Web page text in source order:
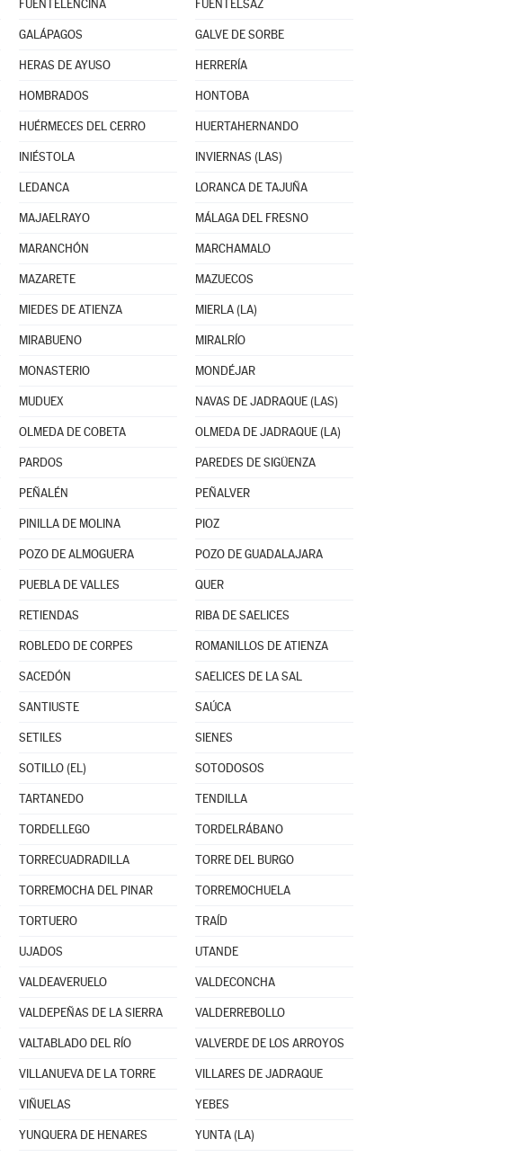
FUENTELENCINA FUENTELSAZ
GALÁPAGOS GALVE DE SORBE
HERAS DE AYUSO HERRERÍA
HOMBRADOS HONTOBA
HUÉRMECES DEL CERRO HUERTAHERNANDO
INIÉSTOLA INVIERNAS (LAS)
LEDANCA LORANCA DE TAJUÑA
MAJAELRAYO MÁLAGA DEL FRESNO
MARANCHÓN MARCHAMALO
MAZARETE MAZUECOS
MIEDES DE ATIENZA MIERLA (LA)
MIRABUENO MIRALRÍO
MONASTERIO MONDÉJAR
MUDUEX NAVAS DE JADRAQUE (LAS)
OLMEDA DE COBETA OLMEDA DE JADRAQUE (LA)
PARDOS PAREDES DE SIGÜENZA
PEÑALÉN PEÑALVER
PINILLA DE MOLINA PIOZ
POZO DE ALMOGUERA POZO DE GUADALAJARA
PUEBLA DE VALLES QUER
RETIENDAS RIBA DE SAELICES
ROBLEDO DE CORPES ROMANILLOS DE ATIENZA
SACEDÓN SAELICES DE LA SAL
SANTIUSTE SAÚCA
SETILES SIENES
SOTILLO (EL) SOTODOSOS
TARTANEDO TENDILLA
TORDELLEGO TORDELRÁBANO
TORRECUADRADILLA TORRE DEL BURGO
TORREMOCHA DEL PINAR TORREMOCHUELA
TORTUERO TRAÍD
UJADOS UTANDE
VALDEAVERUELO VALDECONCHA
VALDEPEÑAS DE LA SIERRA VALDERREBOLLO
VALTABLADO DEL RÍO VALVERDE DE LOS ARROYOS
VILLANUEVA DE LA TORRE VILLARES DE JADRAQUE
VIÑUELAS YEBES
YUNQUERA DE HENARES YUNTA (LA)